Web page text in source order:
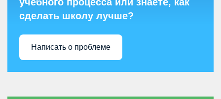
сделать школу лучше?
Написать о проблеме